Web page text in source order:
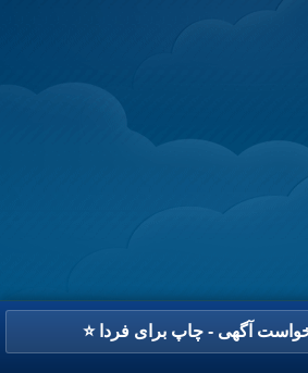
آگهی - چاپ برای فردا